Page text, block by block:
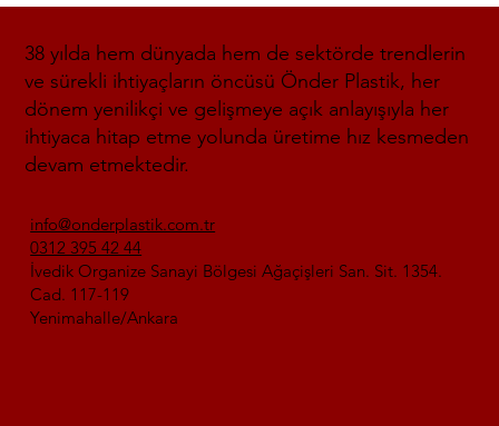
38 yılda hem dünyada hem de sektörde trendlerin
ve sürekli ihtiyaçların öncüsü Önder Plastik, her
dönem yenilikçi ve gelişmeye açık anlayışıyla her
ihtiyaca hitap etme yolunda üretime hız kesmeden
devam etmektedir.
info@onderplastik.com.tr
0312 395 42 44
İvedik Organize Sanayi Bölgesi Ağaçişleri San. Sit. 1354.
Cad. 117-119
Yenimahalle/Ankara